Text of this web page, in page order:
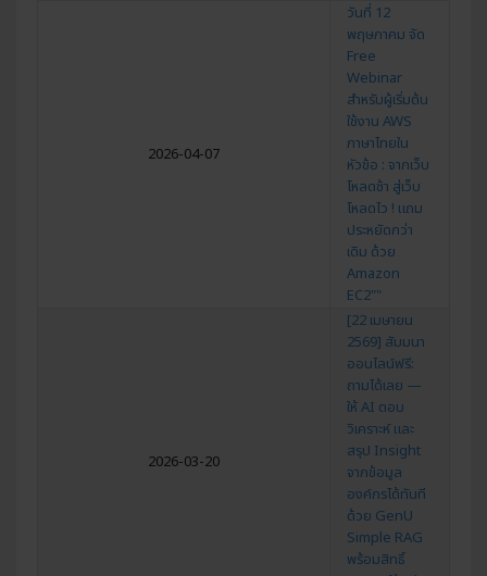
2026-04-07
วันที่ 12
พฤษภาคม จัด
Free
Webinar
สำหรับผู้เริ่มต้น
ใช้งาน AWS
ภาษาไทยใน
หัวข้อ : จากเว็บ
โหลดช้า สู่เว็บ
โหลดไว ! แถม
ประหยัดกว่า
เดิม ด้วย
Amazon
EC2""
2026-03-20
[22 เมษายน
2569] สัมมนา
ออนไลน์ฟรี:
ถามได้เลย —
ให้ AI ตอบ
วิเคราะห์ และ
สรุป Insight
จากข้อมูล
องค์กรได้ทันที
ด้วย GenU
Simple RAG
พร้อมสิทธิ์